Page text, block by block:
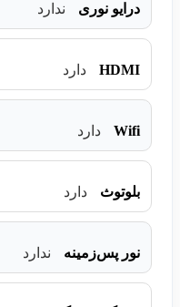
درایو نوری ندارد
HDMI دارد
Wifi دارد
بلوتوث دارد
نور پس‌زمینه ندارد